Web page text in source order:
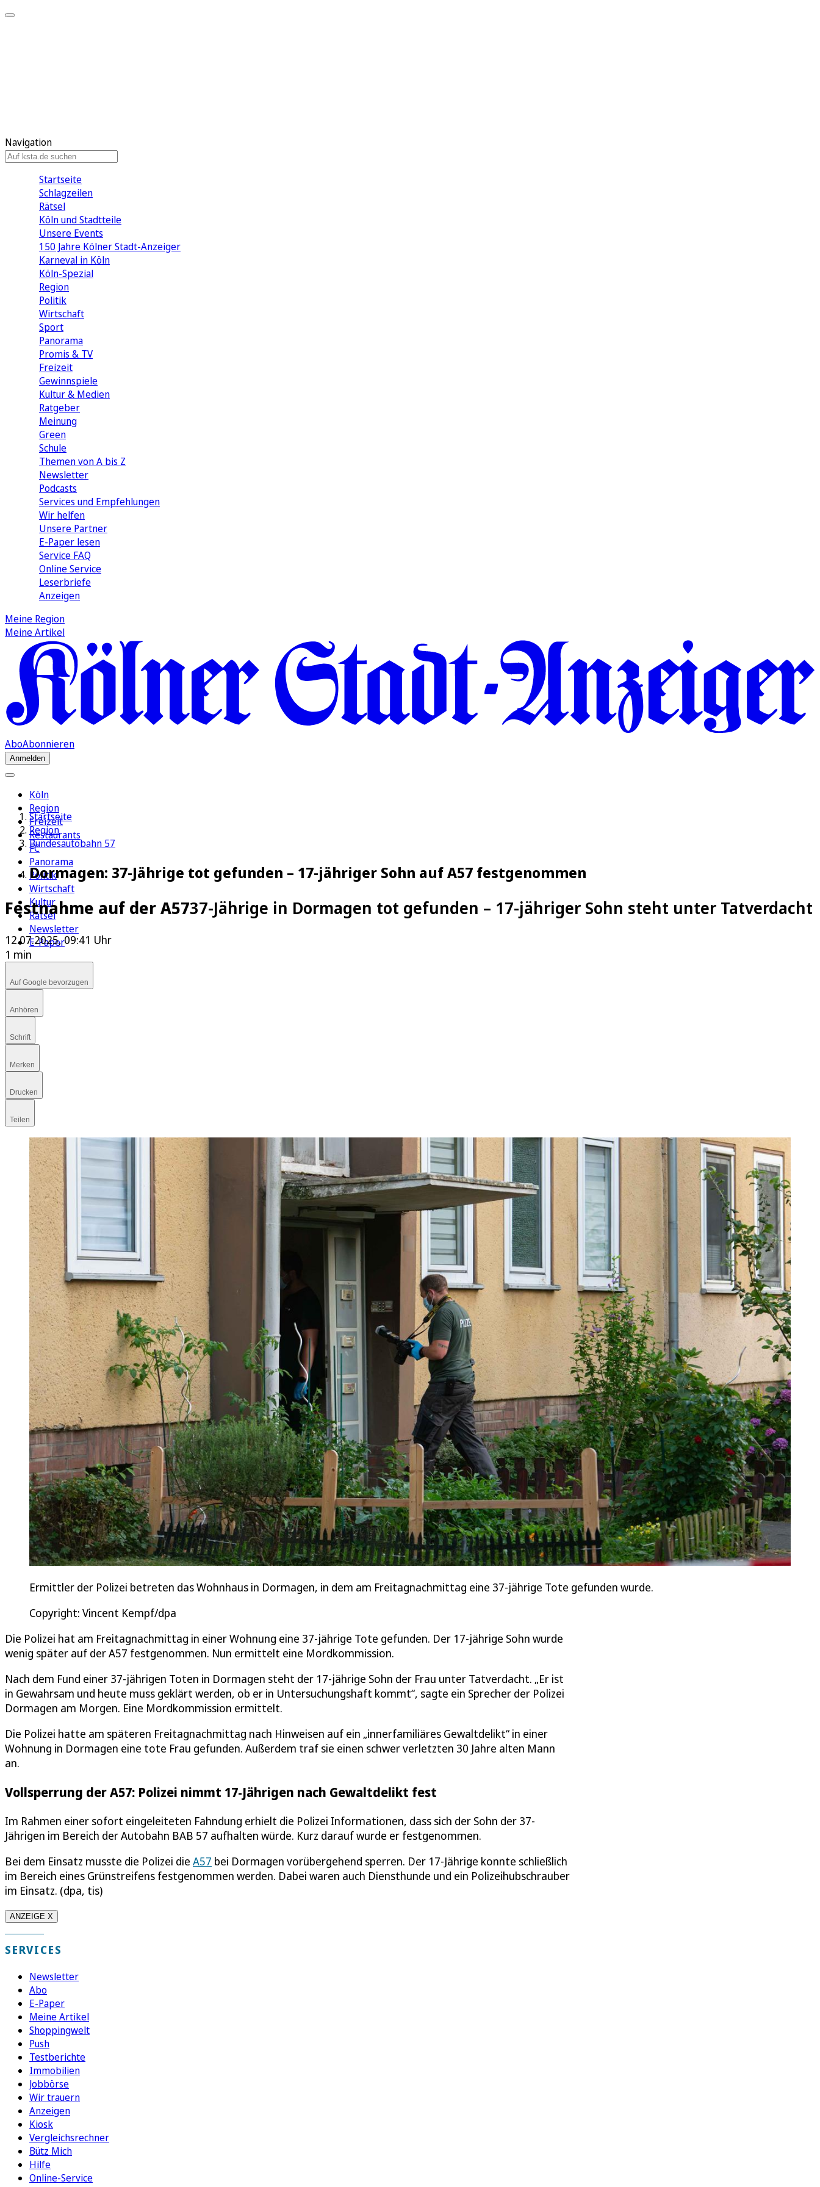
Navigation
Startseite
Schlagzeilen
Rätsel
Köln und Stadtteile
Unsere Events
150 Jahre Kölner Stadt-Anzeiger
Karneval in Köln
Köln-Spezial
Region
Politik
Wirtschaft
Sport
Panorama
Promis & TV
Freizeit
Gewinnspiele
Kultur & Medien
Ratgeber
Meinung
Green
Schule
Themen von A bis Z
Newsletter
Podcasts
Services und Empfehlungen
Wir helfen
Unsere Partner
E-Paper lesen
Service FAQ
Online Service
Leserbriefe
Anzeigen
Meine Region
Meine Artikel
AboAbonnieren
Anmelden
Köln
Region
Freizeit
Restaurants
FC
Panorama
Politik
Wirtschaft
Kultur
Rätsel
Newsletter
E-Paper
Startseite
Region
Bundesautobahn 57
Dormagen: 37-Jährige tot gefunden – 17-jähriger Sohn auf A57 festgenommen
Festnahme auf der A5737-Jährige in Dormagen tot gefunden – 17-jähriger Sohn steht unter Tatverdacht
12.07.2025, 09:41 Uhr
1 min
Auf Google bevorzugen
Anhören
Schrift
Merken
Drucken
Teilen
Ermittler der Polizei betreten das Wohnhaus in Dormagen, in dem am Freitagnachmittag eine 37-jährige Tote gefunden wurde.
Copyright: Vincent Kempf/dpa
Die Polizei hat am Freitagnachmittag in einer Wohnung eine 37-jährige Tote gefunden. Der 17-jährige Sohn wurde
wenig später auf der A57 festgenommen. Nun ermittelt eine Mordkommission.
Nach dem Fund einer 37-jährigen Toten in Dormagen steht der 17-jährige Sohn der Frau unter Tatverdacht. „Er ist
in Gewahrsam und heute muss geklärt werden, ob er in Untersuchungshaft kommt“, sagte ein Sprecher der Polizei
Dormagen am Morgen. Eine Mordkommission ermittelt.
Die Polizei hatte am späteren Freitagnachmittag nach Hinweisen auf ein „innerfamiliäres Gewaltdelikt“ in einer
Wohnung in Dormagen eine tote Frau gefunden. Außerdem traf sie einen schwer verletzten 30 Jahre alten Mann
an.
Vollsperrung der A57: Polizei nimmt 17-Jährigen nach Gewaltdelikt fest
Im Rahmen einer sofort eingeleiteten Fahndung erhielt die Polizei Informationen, dass sich der Sohn der 37-
Jährigen im Bereich der Autobahn BAB 57 aufhalten würde. Kurz darauf wurde er festgenommen.
Bei dem Einsatz musste die Polizei die A57 bei Dormagen vorübergehend sperren. Der 17-Jährige konnte schließlich
im Bereich eines Grünstreifens festgenommen werden. Dabei waren auch Diensthunde und ein Polizeihubschrauber
im Einsatz. (dpa, tis)
ANZEIGE X
SERVICES
Newsletter
Abo
E-Paper
Meine Artikel
Shoppingwelt
Push
Testberichte
Immobilien
Jobbörse
Wir trauern
Anzeigen
Kiosk
Vergleichsrechner
Bütz Mich
Hilfe
Online-Service